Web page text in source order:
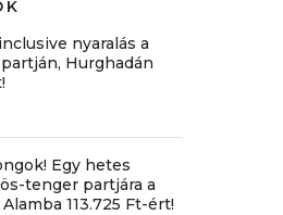
nyaralás a
Hurghadán
Egy hetes
tenger partjára a
113.725 Ft-ért!